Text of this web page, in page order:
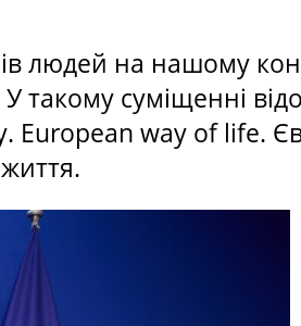
людей на нашому
У такому суміщенні
European way of life.